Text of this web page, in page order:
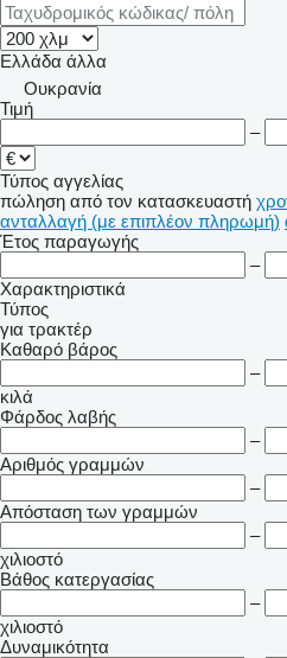
Ελλάδα άλλα
Ουκρανία
Τιμή
–
Τύπος αγγελίας
πώληση από τον κατασκευαστή
ανταλλαγή (με επιπλέον πληρωμή)
Έτος παραγωγής
–
Χαρακτηριστικά
Τύπος
για τρακτέρ
Καθαρό βάρος
–
κιλά
Φάρδος λαβής
–
Αριθμός γραμμών
–
Απόσταση των γραμμών
–
χιλιοστό
Βάθος κατεργασίας
–
χιλιοστό
Δυναμικότητα